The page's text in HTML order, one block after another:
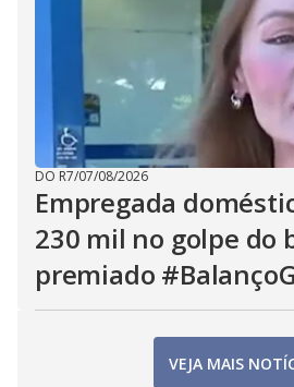
DO R7/07/08/2026
Empregada
230 mil no golpe do
premiado
VEJA MAIS